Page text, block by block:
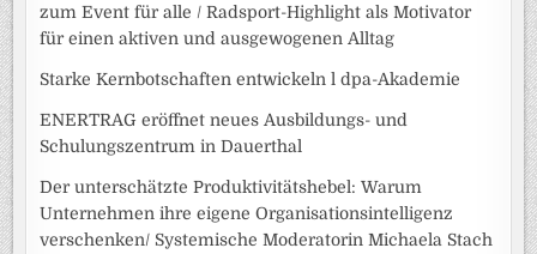
zum Event für alle / Radsport-Highlight als Motivator
für einen aktiven und ausgewogenen Alltag
Starke Kernbotschaften entwickeln l dpa-Akademie
ENERTRAG eröffnet neues Ausbildungs- und
Schulungszentrum in Dauerthal
Der unterschätzte Produktivitätshebel: Warum
Unternehmen ihre eigene Organisationsintelligenz
verschenken/ Systemische Moderatorin Michaela Stach